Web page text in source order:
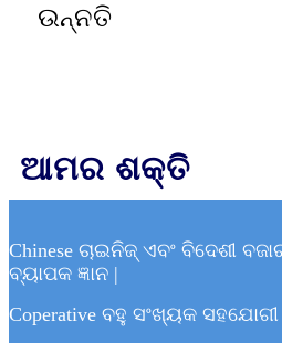
ଉନ୍ନତି
ଆମର ଶକ୍ତି
Chinese ଚାଇନିଜ୍ ଏବଂ ବିଦେଶୀ
ବ୍ୟାପକ ଜ୍ଞାନ |
Coperative ବହୁ ସଂଖ୍ୟକ